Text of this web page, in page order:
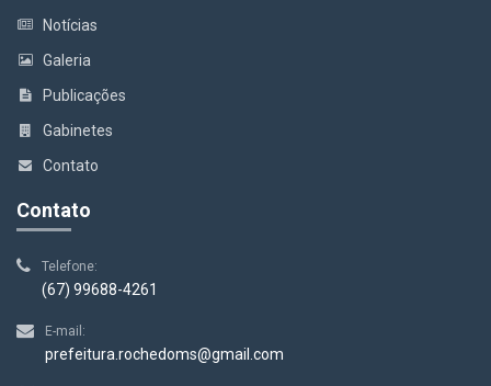
Notícias
Galeria
Publicações
Gabinetes
Contato
Contato
Telefone:
(67) 99688-4261
E-mail:
prefeitura.rochedoms@gmail.com